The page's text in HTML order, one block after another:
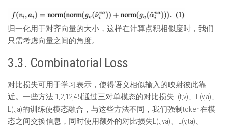
归一化用于对齐向量的大小，这样在计算点积相似度时，我们
只需考虑向量之间的角度。
3.3. Combinatorial Loss
对比损失可用于学习表示，使得语义相似输入的映射彼此靠
近。一些方法[1,2,12,45]通过三对单模态的对比损失L(t,v)、L(v,a)、
L(t,a)的训练使模态融合，与这些方法不同，我们强制token在模
态之间交换信息，同时使用额外的对比损失L(t,va)、L(v,ta)、